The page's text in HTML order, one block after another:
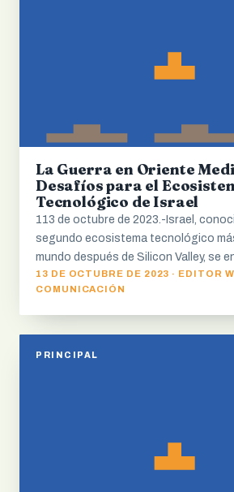
La Guerra en Oriente
Desafíos para el
Tecnológico de Israel
113 de octubre de 2023.-Israel,
segundo ecosistema tecnológico
mundo después de Silicon Valley, se
13 DE OCTUBRE DE 2023 · EDITOR
COMUNICACIÓN
PRINCIPAL